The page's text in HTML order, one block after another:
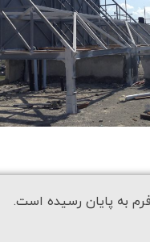
به پایان رسیده است.